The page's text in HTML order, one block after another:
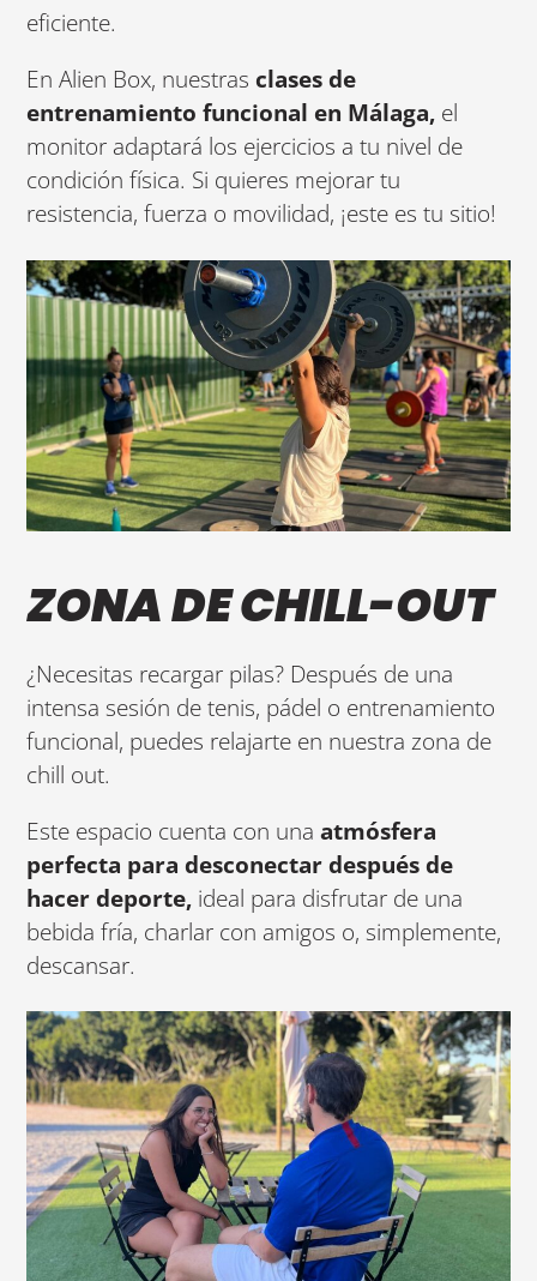
eficiente.
En Alien Box, nuestras clases de
entrenamiento funcional en Málaga, el
monitor adaptará los ejercicios a tu nivel de
condición física. Si quieres mejorar tu
resistencia, fuerza o movilidad, ¡este es tu sitio!
ZONA DE CHILL-OUT
¿Necesitas recargar pilas? Después de una
intensa sesión de tenis, pádel o entrenamiento
funcional, puedes relajarte en nuestra zona de
chill out.
Este espacio cuenta con una atmósfera
perfecta para desconectar después de
hacer deporte, ideal para disfrutar de una
bebida fría, charlar con amigos o, simplemente,
descansar.